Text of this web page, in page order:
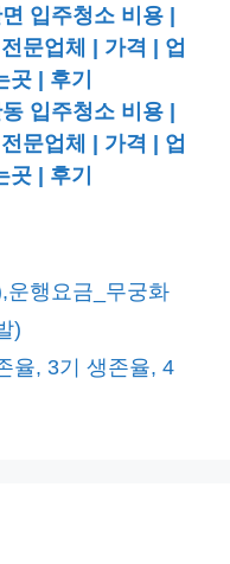
입주청소 비용 |
문업체 | 가격 | 업
| 후기
입주청소 비용 |
문업체 | 가격 | 업
| 후기
운행요금_무궁화
)
율, 3기 생존율, 4